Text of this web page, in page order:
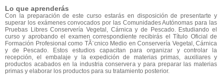
Lo que aprenderás
Con la preparación de este curso estarás en disposición de presentarte y
superar los exámenes convocados por las Comunidades Autónomas para las
Pruebas Libres Conservería Vegetal, Cárnica y de Pescado. Estudiando el
curso y aprobando el examen correspondiente recibirás el Título Oficial de
Formación Profesional como TÃ¨cnico Medio en Conservería Vegetal, Cárnica
y de Pescado. Estos estudios capacitan para organizar y controlar la
recepción, el embalaje y la expedición de materias primas, auxiliares y
productos acabados en la industria conservera y para preparar las materias
primas y elaborar los productos para su tratamiento posterior.